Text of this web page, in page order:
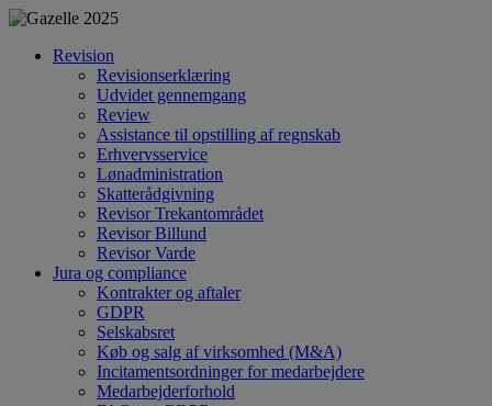
Revision
Revisionserklæring
Udvidet gennemgang
Review
Assistance til opstilling af regnskab
Erhvervsservice
Lønadministration
Skatterådgivning
Revisor Trekantområdet
Revisor Billund
Revisor Varde
Jura og compliance
Kontrakter og aftaler
GDPR
Selskabsret
Køb og salg af virksomhed (M&A)
Incitamentsordninger for medarbejdere
Medarbejderforhold